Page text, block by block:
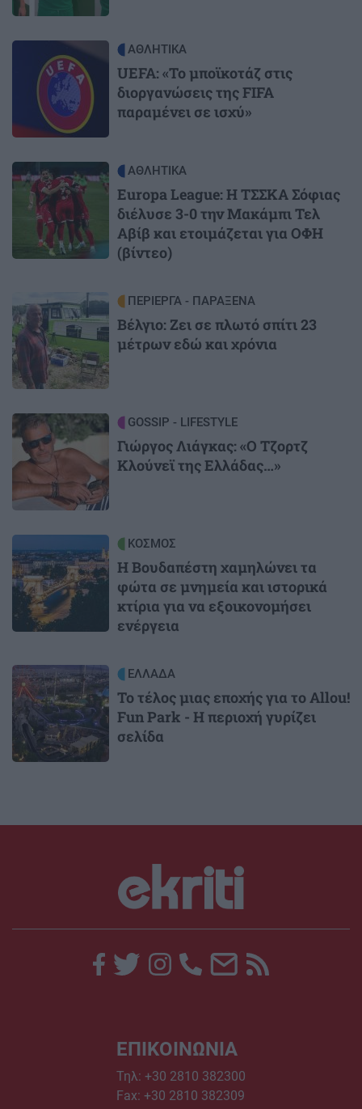
ΑΘΛΗΤΙΚΑ
UEFA: «Το μποϊκοτάζ στις
διοργανώσεις της FIFA
παραμένει σε ισχύ»
Image ΑΘΛΗΤΙΚΑ
Europa League: Η ΤΣΣΚΑ Σόφιας
διέλυσε 3-0 την Μακάμπι Τελ
Αβίβ και ετοιμάζεται για ΟΦΗ
(βίντεο)
Image ΠΕΡΙΕΡΓΑ - ΠΑΡΑΞΕΝΑ
Βέλγιο: Ζει σε πλωτό σπίτι 23
μέτρων εδώ και χρόνια
Image GOSSIP - LIFESTYLE
Γιώργος Λιάγκας: «Ο Τζορτζ
Κλούνεϊ της Ελλάδας…»
ΚΟΣΜΟΣ
Η Βουδαπέστη χαμηλώνει τα
φώτα σε μνημεία και ιστορικά
κτίρια για να εξοικονομήσει
ενέργεια
Image ΕΛΛΑΔΑ
Το τέλος μιας εποχής για το Allou!
Fun Park - Η περιοχή γυρίζει
σελίδα
ΕΠΙΚΟΙΝΩΝΙΑ
Τηλ: +30 2810 382300
Fax: +30 2810 382309